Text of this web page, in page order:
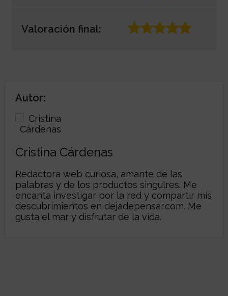
Valoración final:
Autor:
Cristina Cárdenas
Redactora web curiosa, amante de las
palabras y de los productos singulres. Me
encanta investigar por la red y compartir mis
descubrimientos en dejadepensar.com. Me
gusta el mar y disfrutar de la vida.